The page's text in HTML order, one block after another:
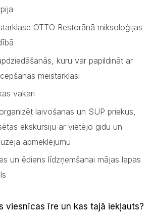
OTTO Restorānā miksoloģijas
kuru var papildināt ar
meistarklasi
vakari
laivošanas un SUP priekus,
ekskursiju ar vietējo gidu un
apmeklējumu
un ēdiens līdzņemšanai mājas lapas
viesnīcas īre un kas tajā iekļauts?